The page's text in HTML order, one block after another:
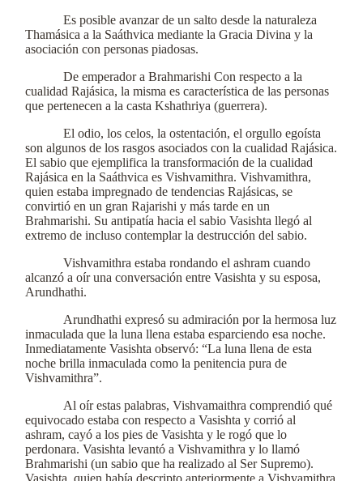
Es posible avanzar de un salto desde la naturaleza
Thamásica a la Saáthvica mediante la Gracia Divina y la
asociación con personas piadosas.
De emperador a Brahmarishi Con respecto a la
cualidad Rajásica, la misma es característica de las personas
que pertenecen a la casta Kshathriya (guerrera).
El odio, los celos, la ostentación, el orgullo egoísta
son algunos de los rasgos asociados con la cualidad Rajásica.
El sabio que ejemplifica la transformación de la cualidad
Rajásica en la Saáthvica es Vishvamithra. Vishvamithra,
quien estaba impregnado de tendencias Rajásicas, se
convirtió en un gran Rajarishi y más tarde en un
Brahmarishi. Su antipatía hacia el sabio Vasishta llegó al
extremo de incluso contemplar la destrucción del sabio.
Vishvamithra estaba rondando el ashram cuando
alcanzó a oír una conversación entre Vasishta y su esposa,
Arundhathi.
Arundhathi expresó su admiración por la hermosa luz
inmaculada que la luna llena estaba esparciendo esa noche.
Inmediatamente Vasishta observó: “La luna llena de esta
noche brilla inmaculada como la penitencia pura de
Vishvamithra”.
Al oír estas palabras, Vishvamaithra comprendió qué
equivocado estaba con respecto a Vasishta y corrió al
ashram, cayó a los pies de Vasishta y le rogó que lo
perdonara. Vasishta levantó a Vishvamithra y lo llamó
Brahmarishi (un sabio que ha realizado al Ser Supremo).
Vasishta, quien había descripto anteriormente a Vishvamithra